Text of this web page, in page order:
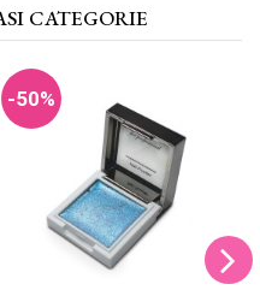
CATEGORIE
-50%